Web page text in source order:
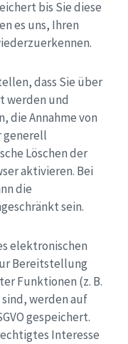
bis Sie diese
es uns, Ihren
dass Sie über
werden und
die Annahme von
generell
Löschen der
aktivieren. Bei
die
sein.
elektronischen
Bereitstellung
Funktionen (z. B.
werden auf
gespeichert.
Interesse